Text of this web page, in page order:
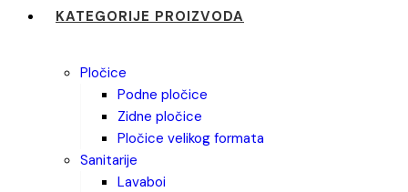
KATEGORIJE PROIZVODA
pločice
podne pločice
zidne pločice
pločice velikog formata
sanitarije
lavaboi